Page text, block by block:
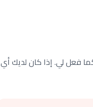
فعل لي. إذا كان لديك أي